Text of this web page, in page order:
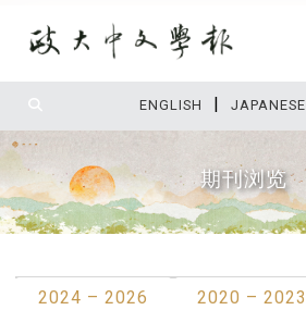
ENGLISH | JAPANESE
期刊浏览
2024 – 2026
2020 – 2023